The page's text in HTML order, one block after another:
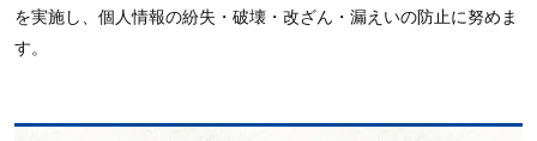
を実施し、個人情報の紛失・破壊・改ざん・漏えいの防止に努めま
す。